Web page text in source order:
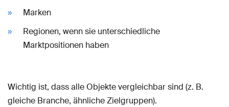
Marken
Regionen, wenn sie unterschiedliche
Marktpositionen haben
Wichtig ist, dass alle Objekte vergleichbar sind (z. B.
gleiche Branche, ähnliche Zielgruppen).